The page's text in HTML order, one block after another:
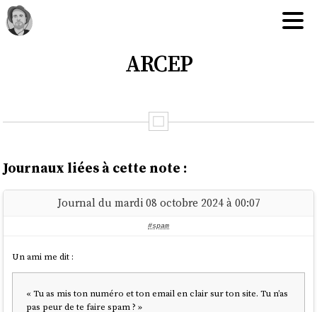
ARCEP
Journaux liées à cette note :
Journal du mardi 08 octobre 2024 à 00:07
#spam
Un ami me dit :
« Tu as mis ton numéro et ton email en clair sur ton site. Tu n’as
pas peur de te faire spam ? »